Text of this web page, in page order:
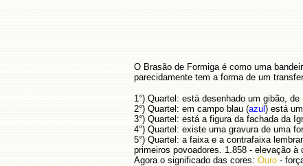
O Brasão de Formiga é como uma
parecidamente tem a forma de um
1°) Quartel: está desenhado um gibão, de
2°) Quartel: em campo blau (azul ) está
3°) Quartel: está a figura da fachada da
4°) Quartel: existe uma gravura de uma
5°) Quartel: a faixa e a contrafaixa
primeiros povoadores. 1.858 - elevação à
Agora o significado das cores: Ouro -